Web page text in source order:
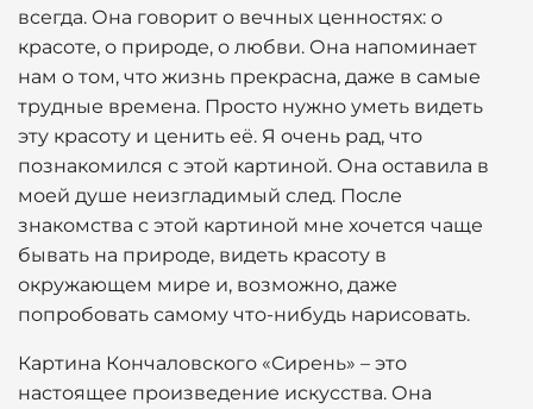
всегда. Она говорит о вечных ценностях: о
красоте, о природе, о любви. Она напоминает
нам о том, что жизнь прекрасна, даже в самые
трудные времена. Просто нужно уметь видеть
эту красоту и ценить её. Я очень рад, что
познакомился с этой картиной. Она оставила в
моей душе неизгладимый след. После
знакомства с этой картиной мне хочется чаще
бывать на природе, видеть красоту в
окружающем мире и, возможно, даже
попробовать самому что-нибудь нарисовать.
Картина Кончаловского «Сирень» – это
настоящее произведение искусства. Она